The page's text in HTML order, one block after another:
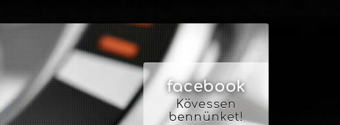
facebook
Kövessen
bennünket!